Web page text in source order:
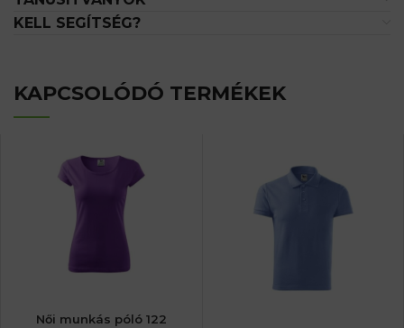
KELL SEGÍTSÉG?
KAPCSOLÓDÓ TERMÉKEK
Női munkás póló 122